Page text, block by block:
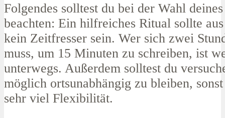
Folgendes solltest du bei der Wahl
beachten: Ein hilfreiches Ritual sollte
kein Zeitfresser sein. Wer sich zwei
muss, um 15 Minuten zu schreiben, ist
unterwegs. Außerdem solltest du
möglich ortsunabhängig zu bleiben,
sehr viel Flexibilität.